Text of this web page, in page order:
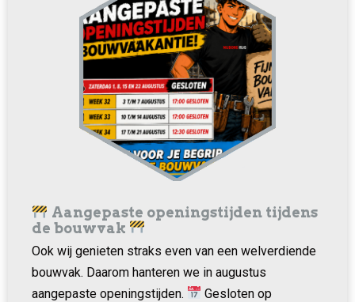
Aangepaste openingstijden tijdens
de bouwvak
Ook wij genieten straks even van een welverdiende
bouwvak. Daarom hanteren we in augustus
aangepaste openingstijden.
Gesloten op